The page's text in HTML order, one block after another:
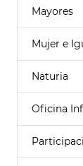
Mayores
Mujer e
Naturia
Oficina